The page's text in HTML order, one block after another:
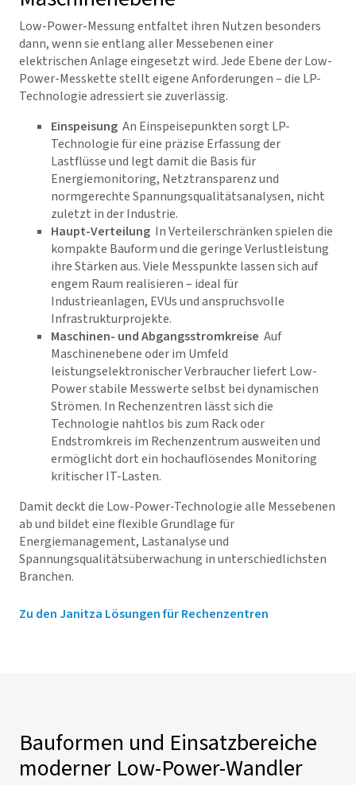
Low-Power-Messung entfaltet ihren Nutzen besonders
dann, wenn sie entlang aller Messebenen einer
elektrischen Anlage eingesetzt wird. Jede Ebene der Low-
Power-Messkette stellt eigene Anforderungen – die LP-
Technologie adressiert sie zuverlässig.
Einspeisung An Einspeisepunkten sorgt LP-
Technologie für eine präzise Erfassung der
Lastflüsse und legt damit die Basis für
Energiemonitoring, Netztransparenz und
normgerechte Spannungsqualitätsanalysen, nicht
zuletzt in der Industrie.
Haupt-Verteilung In Verteilerschränken spielen die
kompakte Bauform und die geringe Verlustleistung
ihre Stärken aus. Viele Messpunkte lassen sich auf
engem Raum realisieren – ideal für
Industrieanlagen, EVUs und anspruchsvolle
Infrastrukturprojekte.
Maschinen- und Abgangsstromkreise Auf
Maschinenebene oder im Umfeld
leistungselektronischer Verbraucher liefert Low-
Power stabile Messwerte selbst bei dynamischen
Strömen. In Rechenzentren lässt sich die
Technologie nahtlos bis zum Rack oder
Endstromkreis im Rechenzentrum ausweiten und
ermöglicht dort ein hochauflösendes Monitoring
kritischer IT-Lasten.
Damit deckt die Low-Power-Technologie alle Messebenen
ab und bildet eine flexible Grundlage für
Energiemanagement, Lastanalyse und
Spannungsqualitätsüberwachung in unterschiedlichsten
Branchen.
Zu den Janitza Lösungen für Rechenzentren
Bauformen und Einsatzbereiche
moderner Low-Power-Wandler